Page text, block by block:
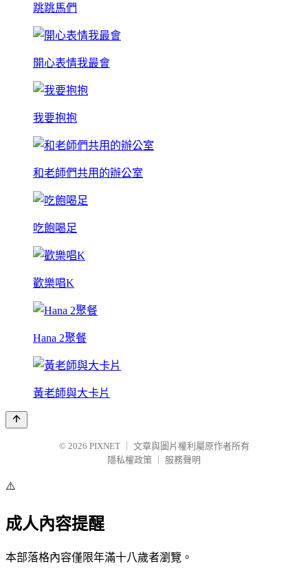
跳跳馬們
開心表情我最會
我要抱抱
和老師們共用的辦公室
吃飽喝足
歡樂唱K
Hana 2聚餐
黃老師與大卡片
© 2026 PIXNET
文章與圖片權利屬原作者所有
隱私權政策
服務聲明
⚠️
成人內容提醒
本部落格內容僅限年滿十八歲者瀏覽。